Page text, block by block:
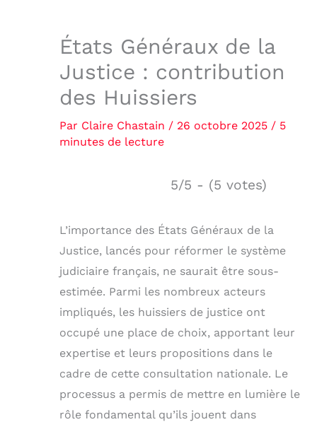
États Généraux de la
Justice : contribution
des Huissiers
Par Claire Chastain / 26 octobre 2025 / 5
minutes de lecture
5/5 - (5 votes)
L’importance des États Généraux de la
Justice, lancés pour réformer le système
judiciaire français, ne saurait être sous-
estimée. Parmi les nombreux acteurs
impliqués, les huissiers de justice ont
occupé une place de choix, apportant leur
expertise et leurs propositions dans le
cadre de cette consultation nationale. Le
processus a permis de mettre en lumière le
rôle fondamental qu’ils jouent dans